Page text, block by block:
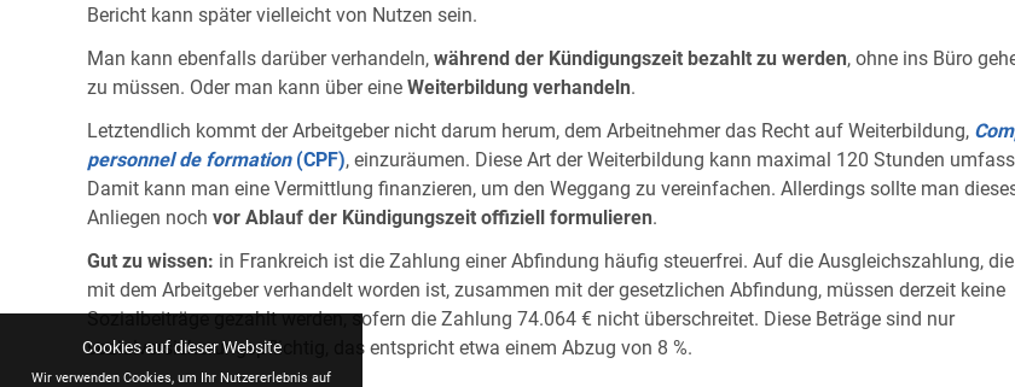
Bericht kann später vielleicht von Nutzen sein.
Man kann ebenfalls darüber verhandeln, während der Kündigungszeit bezahlt zu werden, ohne ins Büro
zu müssen. Oder man kann über eine Weiterbildung verhandeln.
Letztendlich kommt der Arbeitgeber nicht darum herum, dem Arbeitnehmer das Recht auf Weiterbildung,
personnel de formation(CPF), einzuräumen. Diese Art der Weiterbildung kann maximal 120 Stunden
Damit kann man eine Vermittlung finanzieren, um den Weggang zu vereinfachen. Allerdings sollte man
Anliegen noch vor Ablauf der Kündigungszeit offiziell formulieren.
Gut zu wissen: in Frankreich ist die Zahlung einer Abfindung häufig steuerfrei. Auf die Ausgleichszahlung, die
mit dem Arbeitgeber verhandelt worden ist, zusammen mit der gesetzlichen Abfindung, müssen derzeit keine
Sozialbeiträge gezahlt werden, sofern die Zahlung 74.064 € nicht überschreitet. Diese Beträge sind nur
sozialversicherungspflichtig, das entspricht etwa einem Abzug von 8 %.
Cookies auf dieser Website
Wir verwenden Cookies, um Ihr Nutzererlebnis auf